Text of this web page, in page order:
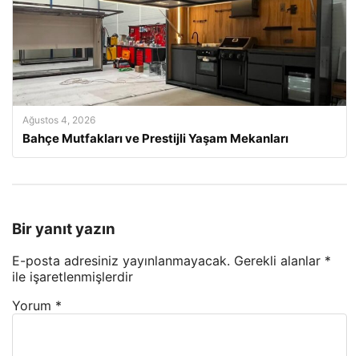
Ağustos 4, 2026
Bahçe Mutfakları ve Prestijli Yaşam Mekanları
Bir yanıt yazın
E-posta adresiniz yayınlanmayacak. Gerekli alanlar *
ile işaretlenmişlerdir
Yorum *